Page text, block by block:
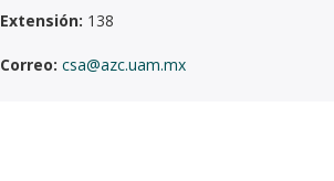
Extensión: 138
Correo: csa@azc.uam.mx